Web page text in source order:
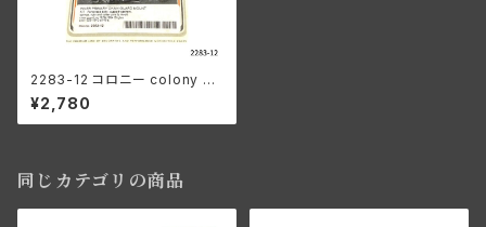
2283-12 コロニー colony イ
ンナープライマリー チェーンガ
ード マウントキット ハーレーダ
ビッドソン パンヘッド ナックル
¥2,780
同じカテゴリの商品